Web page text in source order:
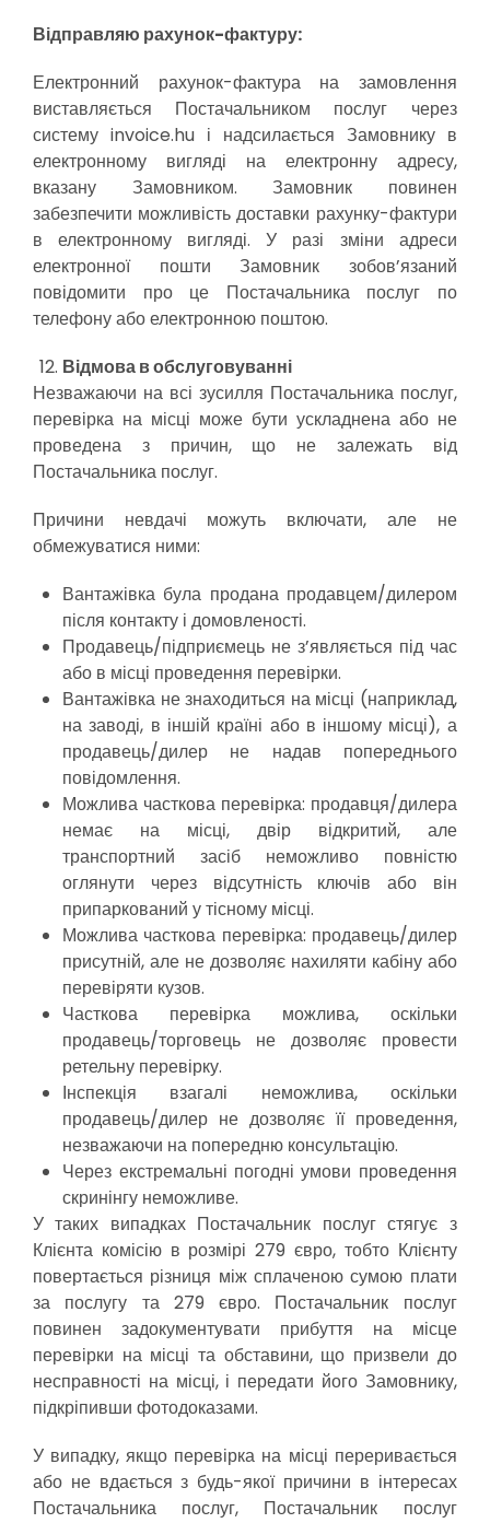
Відправляю рахунок-фактуру:
Електронний рахунок-фактура на замовлення
виставляється Постачальником послуг через
систему invoice.hu і надсилається Замовнику в
електронному вигляді на електронну адресу,
вказану Замовником. Замовник повинен
забезпечити можливість доставки рахунку-фактури
в електронному вигляді. У разі зміни адреси
електронної пошти Замовник зобов’язаний
повідомити про це Постачальника послуг по
телефону або електронною поштою.
Відмова в обслуговуванні
Незважаючи на всі зусилля Постачальника послуг,
перевірка на місці може бути ускладнена або не
проведена з причин, що не залежать від
Постачальника послуг.
Причини невдачі можуть включати, але не
обмежуватися ними:
Вантажівка була продана продавцем/дилером
після контакту і домовленості.
Продавець/підприємець не з’являється під час
або в місці проведення перевірки.
Вантажівка не знаходиться на місці (наприклад,
на заводі, в іншій країні або в іншому місці), а
продавець/дилер не надав попереднього
повідомлення.
Можлива часткова перевірка: продавця/дилера
немає на місці, двір відкритий, але
транспортний засіб неможливо повністю
оглянути через відсутність ключів або він
припаркований у тісному місці.
Можлива часткова перевірка: продавець/дилер
присутній, але не дозволяє нахиляти кабіну або
перевіряти кузов.
Часткова перевірка можлива, оскільки
продавець/торговець не дозволяє провести
ретельну перевірку.
Інспекція взагалі неможлива, оскільки
продавець/дилер не дозволяє її проведення,
незважаючи на попередню консультацію.
Через екстремальні погодні умови проведення
скринінгу неможливе.
У таких випадках Постачальник послуг стягує з
Клієнта комісію в розмірі 279 євро, тобто Клієнту
повертається різниця між сплаченою сумою плати
за послугу та 279 євро. Постачальник послуг
повинен задокументувати прибуття на місце
перевірки на місці та обставини, що призвели до
несправності на місці, і передати його Замовнику,
підкріпивши фотодоказами.
У випадку, якщо перевірка на місці переривається
або не вдається з будь-якої причини в інтересах
Постачальника послуг, Постачальник послуг